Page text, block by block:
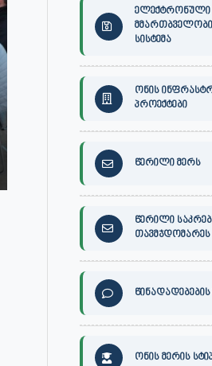
ელექტრონული
სისტემა
ონის
პროექტები
წერილი მერს
წერილი
თავმჯდომარეს
ონის მერის